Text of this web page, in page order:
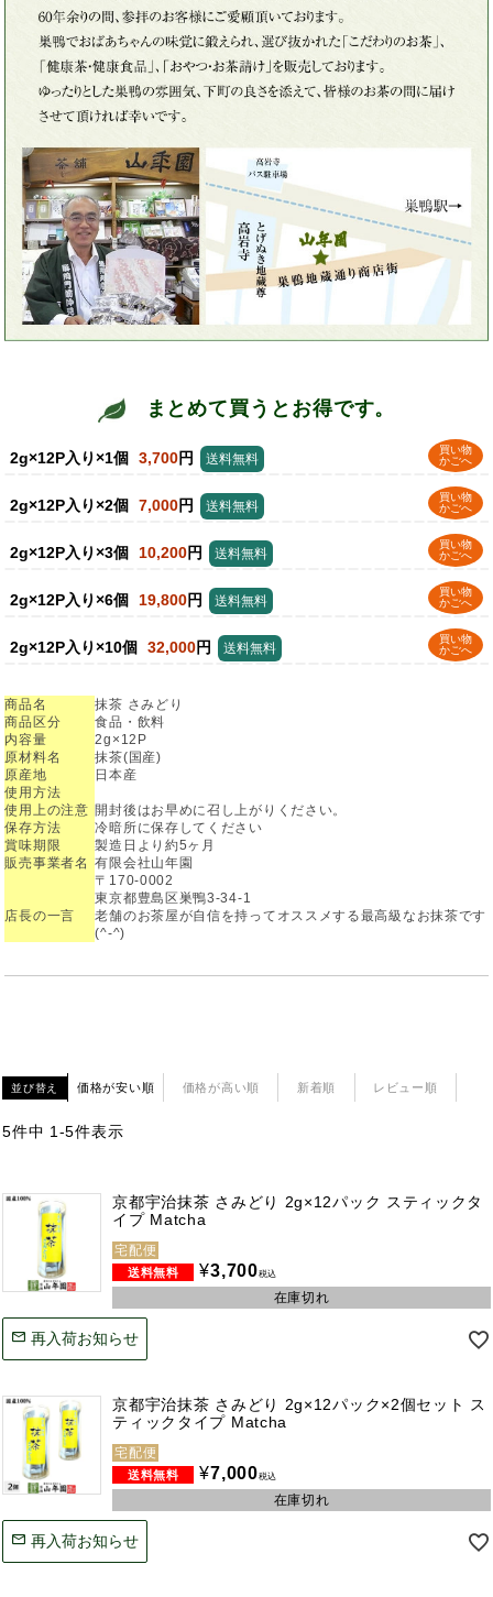
まとめて買うとお得です。
2g×12P入り×1個 3,700円
買い物
かごへ
送料無料
2g×12P入り×2個 7,000円
買い物
かごへ
送料無料
2g×12P入り×3個 10,200円
買い物
かごへ
送料無料
2g×12P入り×6個 19,800円
買い物
かごへ
送料無料
2g×12P入り×10個 32,000円
買い物
かごへ
送料無料
商品名
抹茶 さみどり
商品区分
食品・飲料
内容量
2g×12P
原材料名
抹茶(国産)
原産地
日本産
使用方法
使用上の注意 開封後はお早めに召し上がりください。
保存方法
冷暗所に保存してください
賞味期限
製造日より約5ヶ月
販売事業者名
有限会社山年園
〒170-0002
東京都豊島区巣鴨3-34-1
店長の一言
老舗のお茶屋が自信を持ってオススメする最高級なお抹茶です
(^-^)
並び替え 価格が安い順 価格が高い順 新着順 レビュー順
5件中 1 -5件表示
京都宇治抹茶 さみどり 2g×12パック スティックタ
イプ Matcha
宅配便
¥3,700税込
在庫切れ
再入荷お知らせ
京都宇治抹茶 さみどり 2g×12パック×2個セット ス
ティックタイプ Matcha
宅配便
¥7,000税込
在庫切れ
再入荷お知らせ